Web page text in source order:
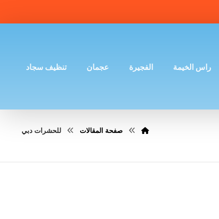
راس الخيمة الفجيرة عجمان تنظيف سجاد
صفحة المقالات للحشرات دبي